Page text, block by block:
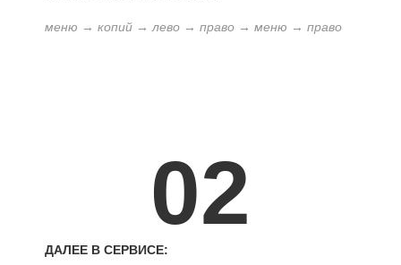
меню → копий → лево → право → меню → право
02
ДАЛЕЕ В СЕРВИСЕ: